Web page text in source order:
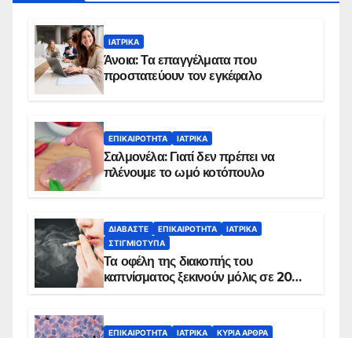
ΙΑΤΡΙΚΆ
Άνοια: Τα επαγγέλματα που
προστατεύουν τον εγκέφαλο
ΕΠΙΚΑΙΡΌΤΗΤΑ ΙΑΤΡΙΚΆ
Σαλμονέλα: Γιατί δεν πρέπει να
πλένουμε το ωμό κοτόπουλο
ΔΙΑΒΆΣΤΕ ΕΠΙΚΑΙΡΌΤΗΤΑ
ΙΑΤΡΙΚΆ
ΣΤΙΓΜΙΌΤΥΠΑ
Τα οφέλη της διακοπής του
καπνίσματος ξεκινούν μόλις σε 20
ΕΠΙΚΑΙΡΌΤΗΤΑ ΙΑΤΡΙΚΆ ΚΥΡΙΑ ΑΡΘΡΑ